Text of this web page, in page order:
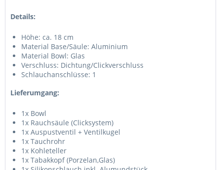
Details:
Höhe: ca. 18 cm
Material Base/Säule: Aluminium
Material Bowl: Glas
Verschluss: Dichtung/Clickverschluss
Schlauchanschlüsse: 1
Lieferumgang:
1x Bowl
1x Rauchsäule (Clicksystem)
1x Auspustventil + Ventilkugel
1x Tauchrohr
1x Kohleteller
1x Tabakkopf (Porzelan,Glas)